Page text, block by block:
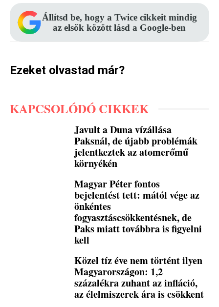
Állítsd be, hogy a Twice cikkeit mindig
az elsők között lásd a Google-ben
Ezeket olvastad már?
KAPCSOLÓDÓ CIKKEK
Javult a Duna vízállása
Paksnál, de újabb problémák
jelentkeztek az atomerőmű
környékén
Magyar Péter fontos
bejelentést tett: mától vége az
önkéntes
fogyasztáscsökkentésnek, de
Paks miatt továbbra is figyelni
kell
Közel tíz éve nem történt ilyen
Magyarországon: 1,2
százalékra zuhant az infláció,
az élelmiszerek ára is csökkent